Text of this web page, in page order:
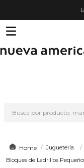
Juguetería
Bloques de Ladrillos
2.
nike
4.
lego
5.
hot wheels